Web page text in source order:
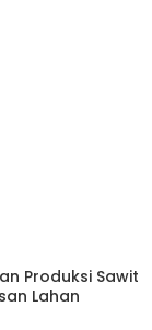
Produksi Sawit
Lahan